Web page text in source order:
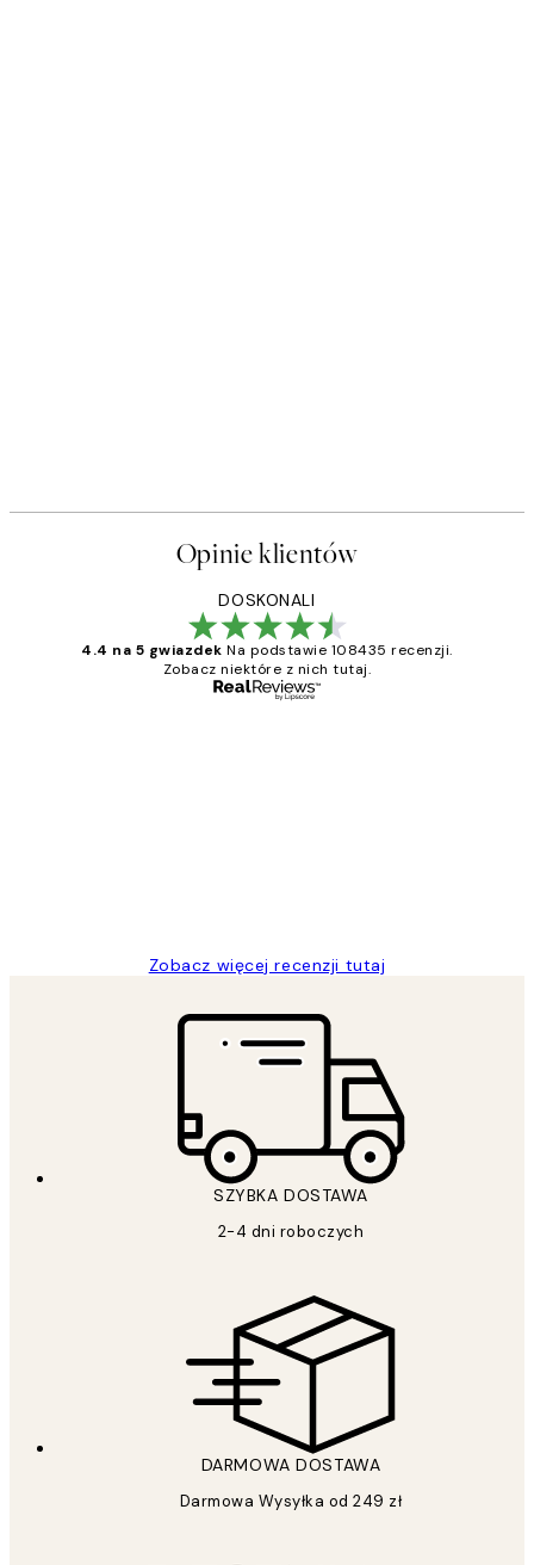
Opinie klientów
DOSKONALI
4.4 na 5 gwiazdek Na podstawie 108435 recenzji.
Zobacz niektóre z nich tutaj.
Zobacz więcej recenzji tutaj
SZYBKA DOSTAWA
2-4 dni roboczych
DARMOWA DOSTAWA
Darmowa Wysyłka od 249 zł